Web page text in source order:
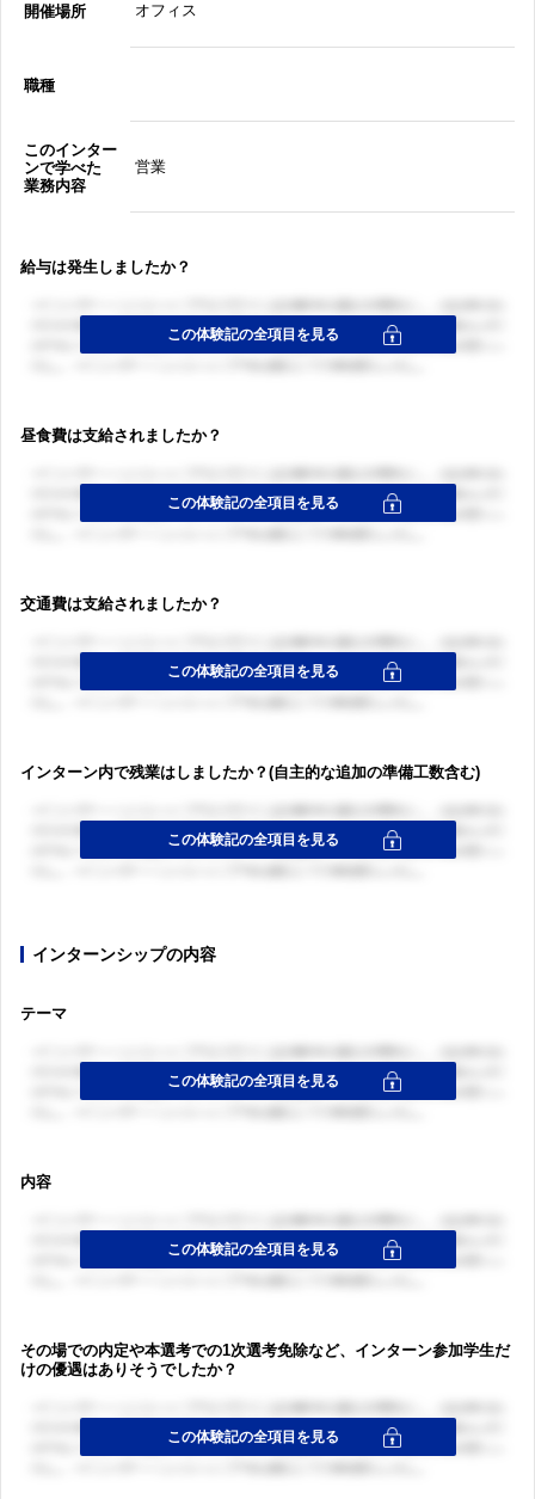
開催場所 オフィス
職種
このインター
ンで学べた
業務内容
営業
給与は発生しましたか？
昼食費は支給されましたか？
交通費は支給されましたか？
インターン内で残業はしましたか？(自主的な追加の準備工数含む)
インターンシップの内容
テーマ
内容
その場での内定や本選考での1次選考免除など、インターン参加学生だ
けの優遇はありそうでしたか？